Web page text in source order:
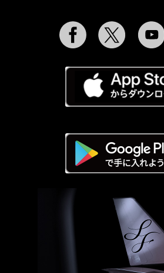
Facebook Twitter YouTube